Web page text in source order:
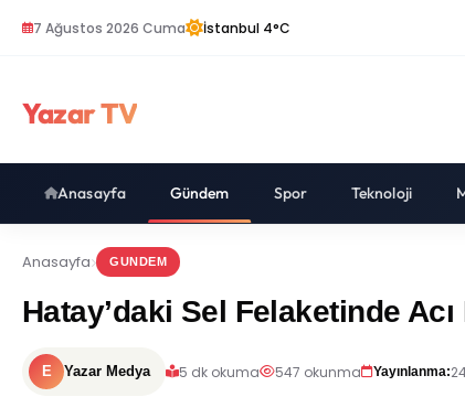
7 Ağustos 2026 Cuma İstanbul 4°C
Yazar TV
Anasayfa Gündem Spor Teknoloji
Anasayfa GUNDEM
Hatay’daki Sel Felaketinde
E Yazar Medya 5 dk okuma 547 okunma Yayınlanma: